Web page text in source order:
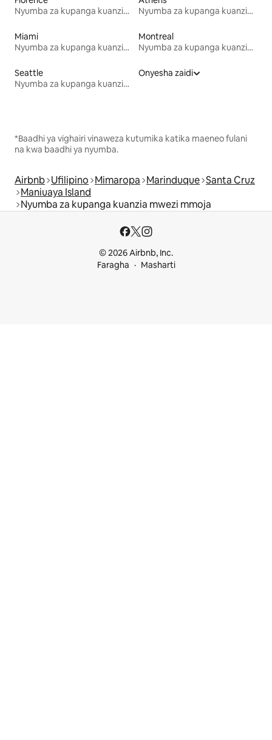
Nyumba za kupanga kuanzia mwezi mmoja
Nyumba za kupanga kuanzia mwezi mmoja
Miami
Nyumba za kupanga kuanzia mwezi mmoja
Montreal
Nyumba za kupanga kuanzia mwezi mmoja
Seattle
Nyumba za kupanga kuanzia mwezi mmoja
Onyesha zaidi
*Baadhi ya vighairi vinaweza kutumika katika maeneo fulani
na kwa baadhi ya nyumba.
Airbnb Ufilipino Mimaropa Marinduque Santa Cruz
Maniuaya Island
Nyumba za kupanga kuanzia mwezi mmoja
© 2026 Airbnb, Inc.
Faragha
Masharti